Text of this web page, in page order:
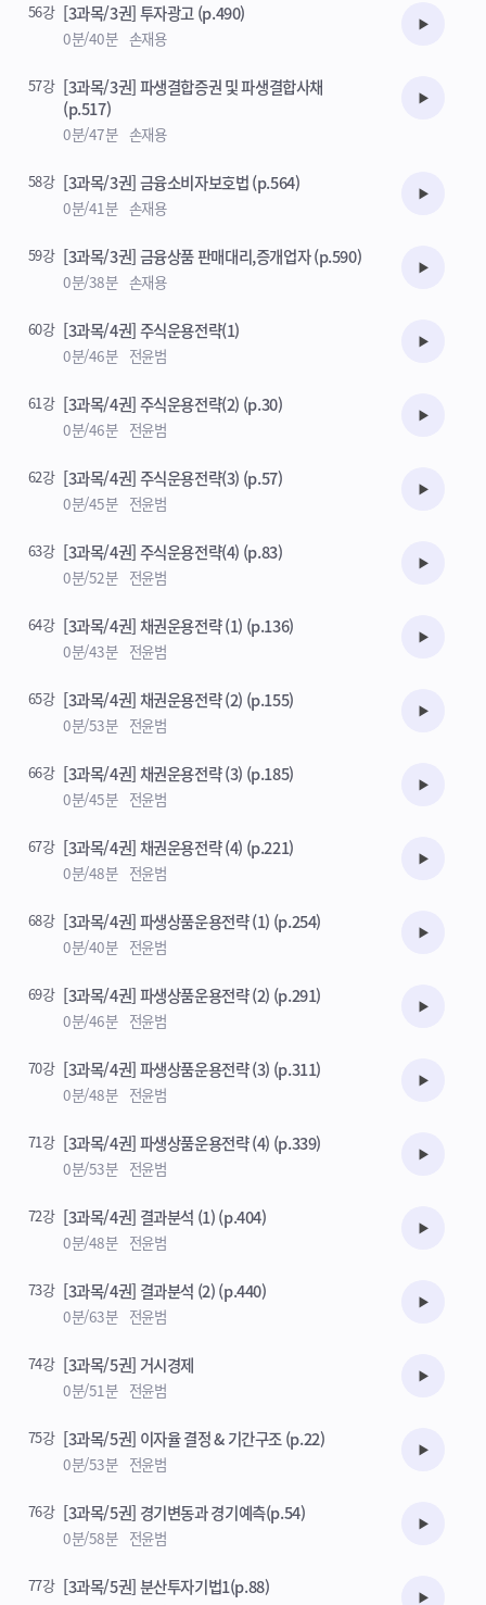
56강 [3과목/3권] 투자광고 (p.490)
0분/40분 손재용 수강준비
57강 [3과목/3권] 파생결합증권 및 파생결합사채
(p.517)
0분/47분 손재용
수강준비
58강 [3과목/3권] 금융소비자보호법 (p.564)
0분/41분 손재용 수강준비
59강 [3과목/3권] 금융상품 판매대리,증개업자 (p.590)
0분/38분 손재용 수강준비
60강 [3과목/4권] 주식운용전략(1)
0분/46분 전윤범 수강준비
61강 [3과목/4권] 주식운용전략(2) (p.30)
0분/46분 전윤범 수강준비
62강 [3과목/4권] 주식운용전략(3) (p.57)
0분/45분 전윤범 수강준비
63강 [3과목/4권] 주식운용전략(4) (p.83)
0분/52분 전윤범 수강준비
64강 [3과목/4권] 채권운용전략 (1) (p.136)
0분/43분 전윤범 수강준비
65강 [3과목/4권] 채권운용전략 (2) (p.155)
0분/53분 전윤범 수강준비
66강 [3과목/4권] 채권운용전략 (3) (p.185)
0분/45분 전윤범 수강준비
67강 [3과목/4권] 채권운용전략 (4) (p.221)
0분/48분 전윤범 수강준비
68강 [3과목/4권] 파생상품운용전략 (1) (p.254)
0분/40분 전윤범 수강준비
69강 [3과목/4권] 파생상품운용전략 (2) (p.291)
0분/46분 전윤범 수강준비
70강 [3과목/4권] 파생상품운용전략 (3) (p.311)
0분/48분 전윤범 수강준비
71강 [3과목/4권] 파생상품운용전략 (4) (p.339)
0분/53분 전윤범 수강준비
72강 [3과목/4권] 결과분석 (1) (p.404)
0분/48분 전윤범 수강준비
73강 [3과목/4권] 결과분석 (2) (p.440)
0분/63분 전윤범 수강준비
74강 [3과목/5권] 거시경제
0분/51분 전윤범 수강준비
75강 [3과목/5권] 이자율 결정 & 기간구조 (p.22)
0분/53분 전윤범 수강준비
76강 [3과목/5권] 경기변동과 경기예측(p.54)
0분/58분 전윤범 수강준비
77강 [3과목/5권] 분산투자기법1(p.88)